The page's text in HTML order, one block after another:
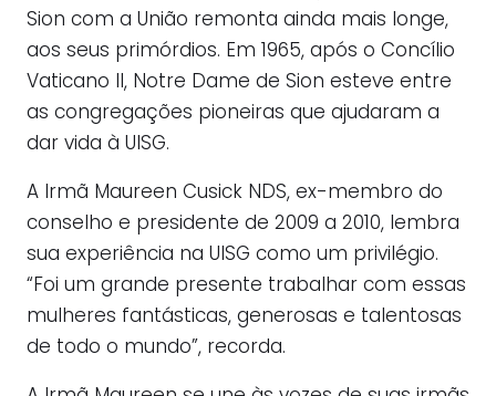
Sion com a União remonta ainda mais longe,
aos seus primórdios. Em 1965, após o Concílio
Vaticano II, Notre Dame de Sion esteve entre
as congregações pioneiras que ajudaram a
dar vida à UISG.
A Irmã Maureen Cusick NDS, ex-membro do
conselho e presidente de 2009 a 2010, lembra
sua experiência na UISG como um privilégio.
“Foi um grande presente trabalhar com essas
mulheres fantásticas, generosas e talentosas
de todo o mundo”, recorda.